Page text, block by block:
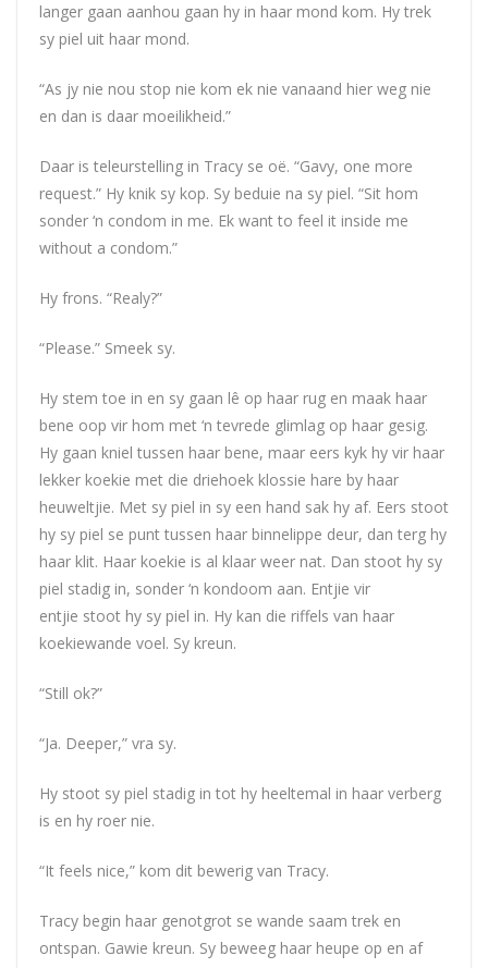
langer gaan aanhou gaan hy in haar mond kom. Hy trek
sy piel uit haar mond.
“As jy nie nou stop nie kom ek nie vanaand hier weg nie
en dan is daar moeilikheid.”
Daar is teleurstelling in Tracy se oë. “Gavy, one more
request.” Hy knik sy kop. Sy beduie na sy piel. “Sit hom
sonder ‘n condom in me. Ek want to feel it inside me
without a condom.”
Hy frons. “Realy?”
“Please.” Smeek sy.
Hy stem toe in en sy gaan lê op haar rug en maak haar
bene oop vir hom met ‘n tevrede glimlag op haar gesig.
Hy gaan kniel tussen haar bene, maar eers kyk hy vir haar
lekker koekie met die driehoek klossie hare by haar
heuweltjie. Met sy piel in sy een hand sak hy af. Eers stoot
hy sy piel se punt tussen haar binnelippe deur, dan terg hy
haar klit. Haar koekie is al klaar weer nat. Dan stoot hy sy
piel stadig in, sonder ‘n kondoom aan. Entjie vir
entjie stoot hy sy piel in. Hy kan die riffels van haar
koekiewande voel. Sy kreun.
“Still ok?”
“Ja. Deeper,” vra sy.
Hy stoot sy piel stadig in tot hy heeltemal in haar verberg
is en hy roer nie.
“It feels nice,” kom dit bewerig van Tracy.
Tracy begin haar genotgrot se wande saam trek en
ontspan. Gawie kreun. Sy beweeg haar heupe op en af